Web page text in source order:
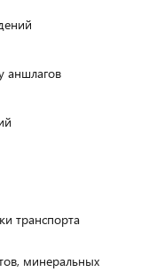
аншлагов
транспорта
минеральных